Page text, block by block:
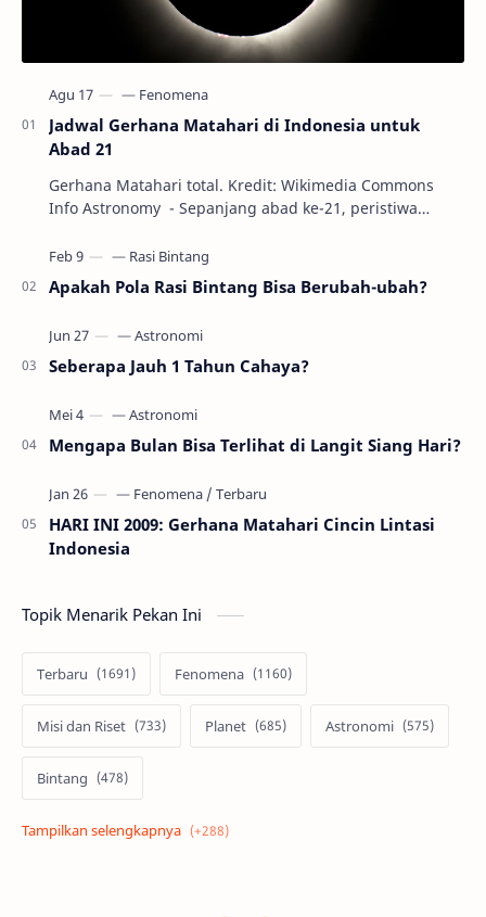
Jadwal Gerhana Matahari di Indonesia untuk
Abad 21
Gerhana Matahari total. Kredit: Wikimedia Commons
Info Astronomy - Sepanjang abad ke-21, peristiwa
Apakah Pola Rasi Bintang Bisa Berubah-ubah?
Seberapa Jauh 1 Tahun Cahaya?
Mengapa Bulan Bisa Terlihat di Langit Siang Hari?
HARI INI 2009: Gerhana Matahari Cincin Lintasi
Indonesia
Topik Menarik Pekan Ini
Terbaru Fenomena
Misi dan Riset Planet Astronomi
Bintang
Alam semesta Galaksi